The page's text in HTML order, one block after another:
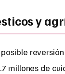
y
millones de